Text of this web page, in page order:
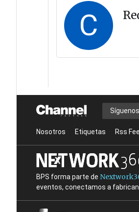
C
Síguenos
Nosotros Etiquetas Rss
BPS forma parte de
eventos, conectamos a